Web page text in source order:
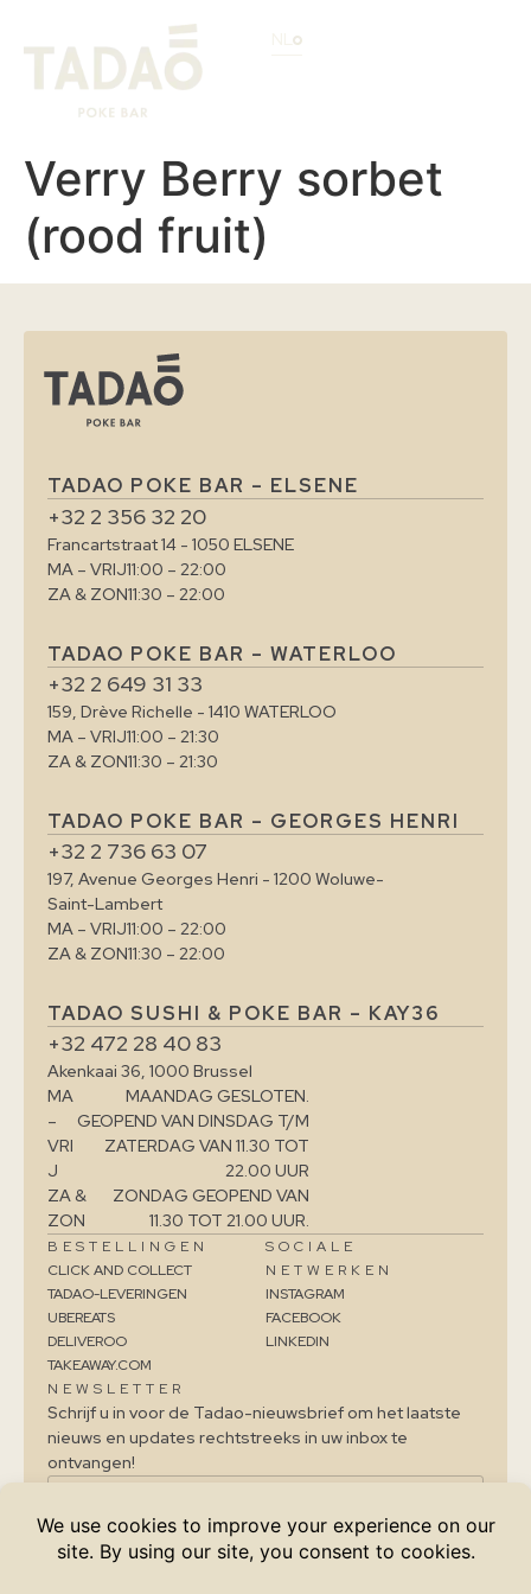
Verry Berry sorbet
(rood fruit)
TADAO POKE BAR – ELSENE
+32 2 356 32 20
Francartstraat 14 - 1050 ELSENE
MA – VRIJ11:00 – 22:00
ZA & ZON11:30 – 22:00
TADAO POKE BAR – WATERLOO
+32 2 649 31 33
159, Drève Richelle - 1410 WATERLOO
MA – VRIJ11:00 – 21:30
ZA & ZON11:30 – 21:30
TADAO POKE BAR – GEORGES HENRI
+32 2 736 63 07
197, Avenue Georges Henri - 1200 Woluwe-
Saint-Lambert
MA – VRIJ11:00 – 22:00
ZA & ZON11:30 – 22:00
TADAO SUSHI & POKE BAR – KAY36
+32 472 28 40 83
Akenkaai 36, 1000 Brussel
MA
–
VRI
J
MAANDAG GESLOTEN.
GEOPEND VAN DINSDAG T/M
ZATERDAG VAN 11.30 TOT
22.00 UUR
ZA &
ZON
ZONDAG GEOPEND VAN
11.30 TOT 21.00 UUR.
BESTELLINGEN
CLICK AND COLLECT
TADAO-LEVERINGEN
UBEREATS
DELIVEROO
TAKEAWAY.COM
SOCIALE
NETWERKEN
INSTAGRAM
FACEBOOK
LINKEDIN
NEWSLETTER
Schrijf u in voor de Tadao-nieuwsbrief om het laatste
nieuws en updates rechtstreeks in uw inbox te
ontvangen!
IK SCHRIJF ME IN